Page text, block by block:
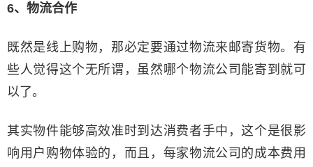
6、物流合作
既然是线上购物，那必定要通过物流来邮寄货物。有
些人觉得这个无所谓，虽然哪个物流公司能寄到就可
以了。
其实物件能够高效准时到达消费者手中，这个是很影
响用户购物体验的，而且，每家物流公司的成本费用